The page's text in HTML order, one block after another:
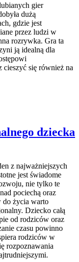
gier
dużą
gdzie jest
przez ludzi w
rozrywka. Gra ta
ją idealną dla
cieszyć się również na
dziecka
z najważniejszych
jest świadome
nie tylko te
pociechą oraz
do życia warto
Dziecko całą
od rodziców oraz
czasu powinno
rodziców w
rozpoznawania